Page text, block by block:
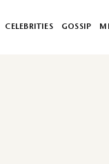
CELEBRITIES GOSSIP